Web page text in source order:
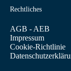
Rechtliches
AGB - AEB
Impressum
Cookie-Richtlinie